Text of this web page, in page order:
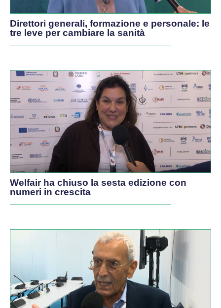
Direttori generali, formazione e personale: le
tre leve per cambiare la sanità
Welfair ha chiuso la sesta edizione con
numeri in crescita